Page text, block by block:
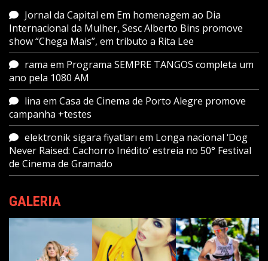
Jornal da Capital em Em homenagem ao Dia
Internacional da Mulher, Sesc Alberto Bins promove
show “Chega Mais”, em tributo a Rita Lee
rama em Programa SEMPRE TANGOS completa um
ano pela 1080 AM
lina em Casa de Cinema de Porto Alegre promove
campanha +testes
elektronik sigara fiyatları em Longa nacional ‘Dog
Never Raised: Cachorro Inédito’ estreia no 50° Festival
de Cinema de Gramado
GALERIA